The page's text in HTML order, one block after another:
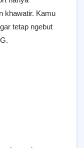
khawatir. Kamu
tetap ngebut